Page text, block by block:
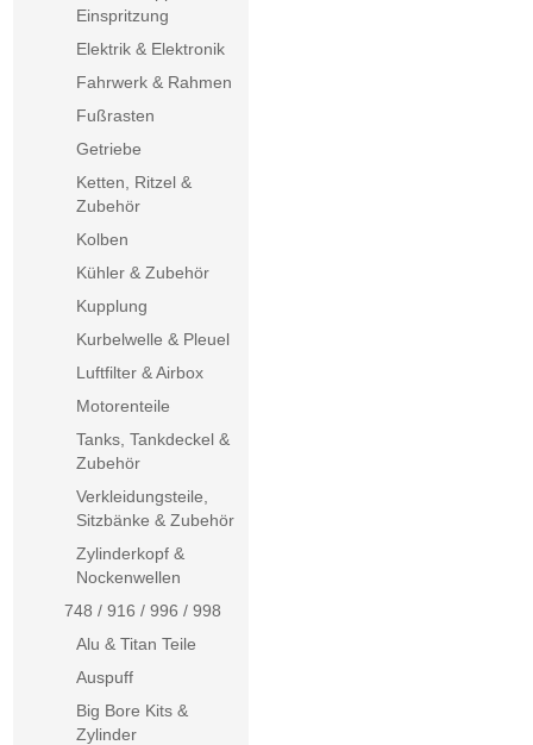
Einspritzung
Elektrik & Elektronik
Fahrwerk & Rahmen
Fußrasten
Getriebe
Ketten, Ritzel &
Zubehör
Kolben
Kühler & Zubehör
Kupplung
Kurbelwelle & Pleuel
Luftfilter & Airbox
Motorenteile
Tanks, Tankdeckel &
Zubehör
Verkleidungsteile,
Sitzbänke & Zubehör
Zylinderkopf &
Nockenwellen
748 / 916 / 996 / 998
Alu & Titan Teile
Auspuff
Big Bore Kits &
Zylinder